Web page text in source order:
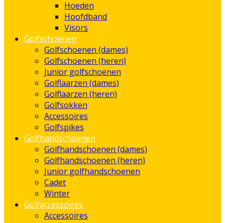
Hoeden
Hoofdband
Visors
Golfschoenen
Golfschoenen (dames)
Golfschoenen (heren)
Junior golfschoenen
Golflaarzen (dames)
Golflaarzen (heren)
Golfsokken
Accessoires
Golfspikes
Golfhandschoenen
Golfhandschoenen (dames)
Golfhandschoenen (heren)
Junior golfhandschoenen
Cadet
Winter
Golfaccessoires
Accessoires